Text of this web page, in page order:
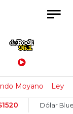
Moyano Ley
Dólar Blue: